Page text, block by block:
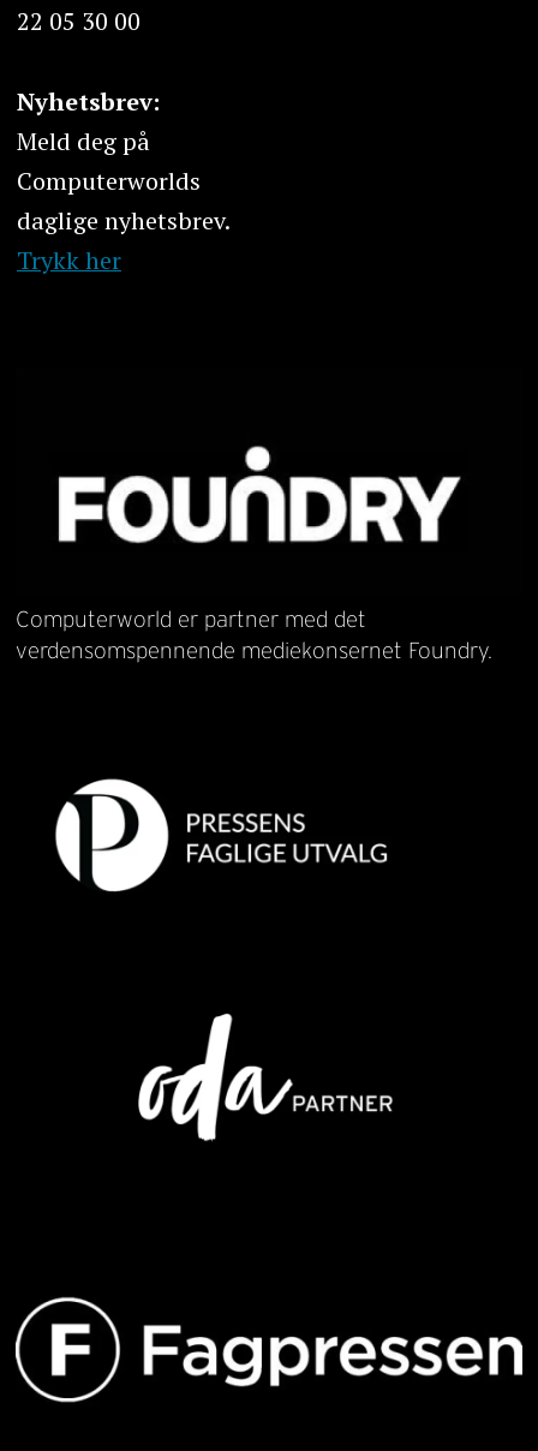
22 05 30 00
Nyhetsbrev:
Meld deg på
Computerworlds
daglige nyhetsbrev.
Trykk her
Computerworld er partner med det
verdensomspennende mediekonsernet Foundry.